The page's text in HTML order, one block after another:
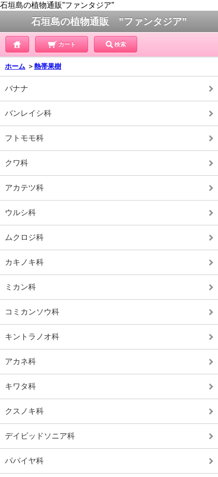
石垣島の植物通販”ファンタジア”
石垣島の植物通販 ”ファンタジア”
カート 検索
ホーム ＞熱帯果樹
バナナ
バンレイシ科
フトモモ科
クワ科
アカテツ科
ウルシ科
ムクロジ科
カキノキ科
ミカン科
コミカンソウ科
キントラノオ科
アカネ科
キワタ科
クスノキ科
デイビッドソニア科
パパイヤ科